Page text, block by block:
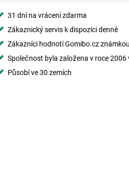
31 dní na vrácení zdarma
Zákaznický servis k dispozici denně
Zákazníci hodnotí Gomibo.cz
Společnost byla založena v roce 2006
Působí ve 30 zemích